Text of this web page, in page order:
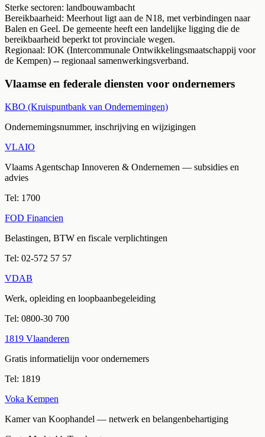
Sterke sectoren: landbouwambacht
Bereikbaarheid: Meerhout ligt aan de N18, met verbindingen naar
Balen en Geel. De gemeente heeft een landelijke ligging die de
bereikbaarheid beperkt tot provinciale wegen.
Regionaal: IOK (Intercommunale Ontwikkelingsmaatschappij voor
de Kempen) -- regionaal samenwerkingsverband.
Vlaamse en federale diensten voor ondernemers
KBO (Kruispuntbank van Ondernemingen)
Ondernemingsnummer, inschrijving en wijzigingen
VLAIO
Vlaams Agentschap Innoveren & Ondernemen — subsidies en
advies
Tel: 1700
FOD Financien
Belastingen, BTW en fiscale verplichtingen
Tel: 02-572 57 57
VDAB
Werk, opleiding en loopbaanbegeleiding
Tel: 0800-30 700
1819 Vlaanderen
Gratis informatielijn voor ondernemers
Tel: 1819
Voka Kempen
Kamer van Koophandel — netwerk en belangenbehartiging